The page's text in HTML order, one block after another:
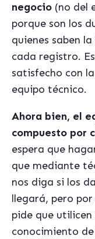
negocio (no del
porque son los
quienes saben
cada registro.
satisfecho con
equipo técnico.
Ahora bien, el
compuesto por
espera que
que mediante
nos diga si los
llegará, pero
pide que utilicen
conocimiento